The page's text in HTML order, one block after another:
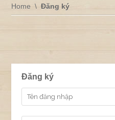
Home Đăng ký
Đăng ký